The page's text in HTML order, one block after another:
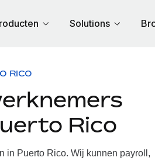
Solutions
RICO
Rico
in Puerto Rico. Wij kunnen payroll,